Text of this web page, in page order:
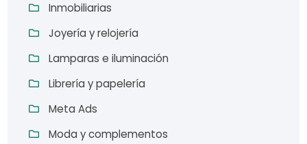
Inmobiliarias
Joyería y relojería
Lamparas e iluminación
Librería y papelería
Meta Ads
Moda y complementos